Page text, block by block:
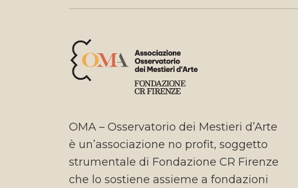
OMA – Osservatorio dei Mestieri d’Arte
è un’associazione no profit, soggetto
strumentale di Fondazione CR Firenze
che lo sostiene assieme a fondazioni